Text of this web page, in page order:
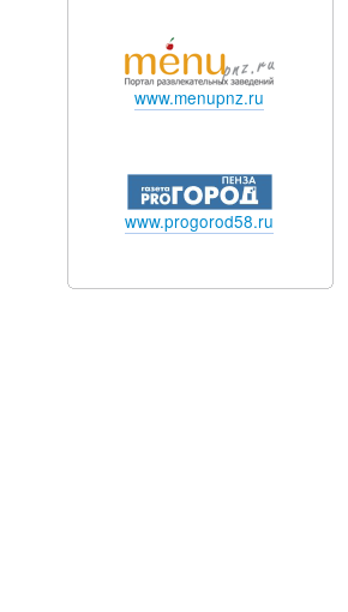
www.menupnz.ru
www.progorod58.ru